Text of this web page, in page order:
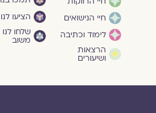
חיי הנישואים
לימוד וכתיבה
הרצאות
ושיעורים
הציעו
שלחו לנו
משוב